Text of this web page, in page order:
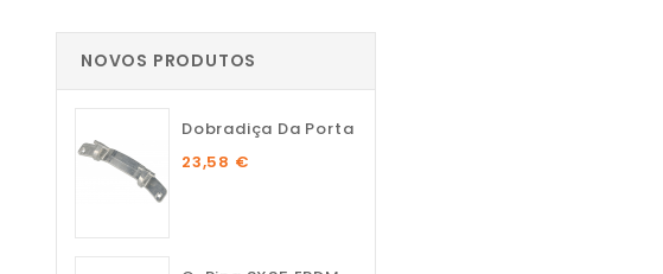
NOVOS PRODUTOS
Dobradiça Da Porta
23,58 €